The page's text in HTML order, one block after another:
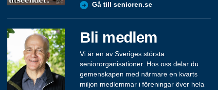
Gå till senioren.se
Bli medlem
Vi är en av Sveriges största
seniororganisationer. Hos oss delar du
gemenskapen med närmare en kvarts
miljon medlemmar i föreningar över hela